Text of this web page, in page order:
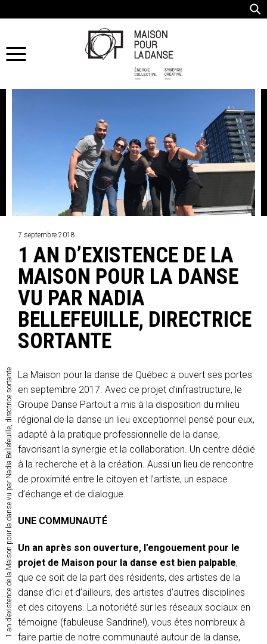
7 septembre 2018
1 AN D’EXISTENCE DE LA
MAISON POUR LA DANSE
VU PAR NADIA
BELLEFEUILLE, DIRECTRICE
SORTANTE
1 an d’existence de la Maison pour la danse vu par Nadia Bellefeuille, directrice sortante La Maison pour la danse de Québec a ouvert ses portes
en septembre 2017. Avec ce projet d’infrastructure, le
Groupe Danse Partout a mis à la disposition du milieu
régional de la danse un lieu exceptionnel pensé pour eux,
adapté à la pratique professionnelle de la danse,
favorisant la synergie et la collaboration. Un centre dédié
à la recherche et à la création. Aussi un lieu de rencontre
de proximité entre le citoyen et l’artiste, un espace
d’échange et de dialogue.
UNE COMMUNAUTÉ
Un an après son ouverture, l’engouement pour le
projet de Maison pour la danse est bien palpable,
que ce soit de la part des résidents, des artistes de la
danse d’ici et d’ailleurs, des artistes d’autres disciplines
et des citoyens. La notoriété sur les réseaux sociaux en
témoigne (fabuleuse Sandrine!), vous êtes nombreux à
faire partie de notre communauté autour de la danse,